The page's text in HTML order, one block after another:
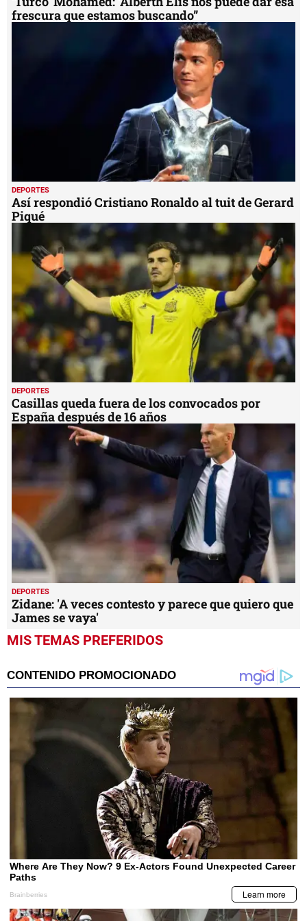
frescura que estamos buscando”
DEPORTES
Así respondió Cristiano Ronaldo al tuit de Gerard
Piqué
DEPORTES
Casillas queda fuera de los convocados por
España después de 16 años
DEPORTES
Zidane: 'A veces contesto y parece que quiero que
James se vaya'
MIS TEMAS PREFERIDOS